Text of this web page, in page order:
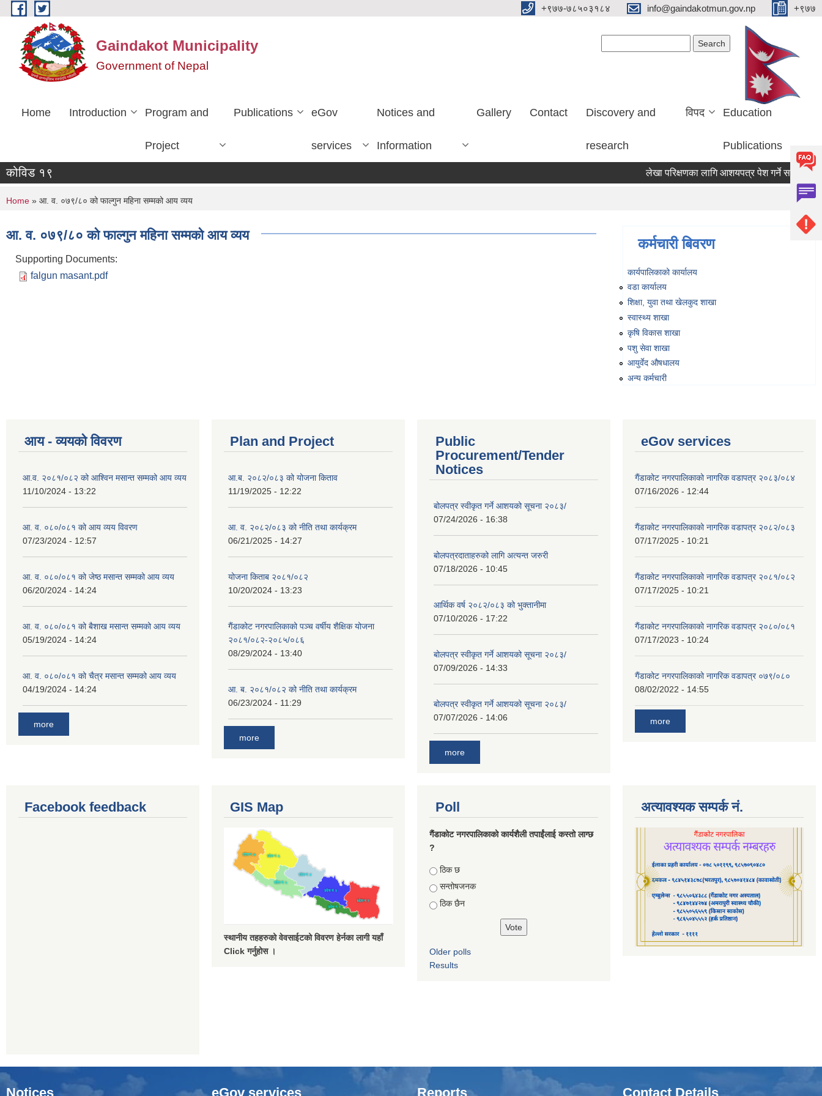
Skip to main content +९७७-७८५०३१८४ info@gaindakotmun.gov.np +९७७
Gaindakot Municipality
Government of Nepal
Home Introduction Program and
Project
Publications eGov
services
Notices and
Information
Gallery Contact Discovery and
research
विपद Education
Publications
कोविड १९ लेखा परिक्षणका लागि आशयपत्र पेश गर्ने सम्बन्धी सूचना
You are here
Home » आ. व. ०७९/८० को फाल्गुन महिना सम्मको आय व्यय
आ. व. ०७९/८० को फाल्गुन महिना सम्मको आय व्यय
Supporting Documents:
falgun masant.pdf
कर्मचारी बिवरण
कार्यपालिकाको कार्यालय
वडा कार्यालय
शिक्षा, युवा तथा खेलकुद शाखा
स्वास्थ्य शाखा
कृषि विकास शाखा
पशु सेवा शाखा
आयुर्वेद औषधालय
अन्य कर्मचारी
आय - व्ययको विवरण
आ.व. २०८१/०८२ को आश्विन मसान्त सम्मको आय व्यय
11/10/2024 - 13:22
आ. व. ०८०/०८१ को आय व्यय विवरण
07/23/2024 - 12:57
आ. व. ०८०/०८१ को जेष्ठ मसान्त सम्मको आय व्यय
06/20/2024 - 14:24
आ. व. ०८०/०८१ को बैशाख मसान्त सम्मको आय व्यय
05/19/2024 - 14:24
आ. व. ०८०/०८१ को चैत्र मसान्त सम्मको आय व्यय
04/19/2024 - 14:24
more
Plan and Project
आ.ब. २०८२/०८३ को योजना किताव
11/19/2025 - 12:22
आ. व. २०८२/०८३ को नीति तथा कार्यक्रम
06/21/2025 - 14:27
योजना किताब २०८१/०८२
10/20/2024 - 13:23
गैंडाकोट नगरपालिकाको पञ्च वर्षीय शैक्षिक योजना
२०८१/०८२-२०८५/०८६
08/29/2024 - 13:40
आ. ब. २०८१/०८२ को नीति तथा कार्यक्रम
06/23/2024 - 11:29
more
Public
Procurement/Tender
Notices
बोलपत्र स्वीकृत गर्ने आशयको सूचना २०८३/
07/24/2026 - 16:38
बोलपत्रदाताहरुको लागि अत्यन्त जरुरी
07/18/2026 - 10:45
आर्थिक वर्ष २०८२/०८३ को भुक्तानीमा
07/10/2026 - 17:22
बोलपत्र स्वीकृत गर्ने आशयको सूचना २०८३/
07/09/2026 - 14:33
बोलपत्र स्वीकृत गर्ने आशयको सूचना २०८३/
07/07/2026 - 14:06
more
eGov services
गैंडाकोट नगरपालिकाको नागरिक वडापत्र २०८३/०८४
07/16/2026 - 12:44
गैंडाकोट नगरपालिकाको नागरिक वडापत्र २०८२/०८३
07/17/2025 - 10:21
गैंडाकोट नगरपालिकाको नागरिक वडापत्र २०८१/०८२
07/17/2025 - 10:21
गैंडाकोट नगरपालिकाको नागरिक वडापत्र २०८०/०८१
07/17/2023 - 10:24
गैंडाकोट नगरपालिकाको नागरिक वडापत्र ०७९/०८०
08/02/2022 - 14:55
more
Facebook feedback GIS Map
स्थानीय तहहरुको वेवसाईटको विवरण हेर्नका लागी यहाँ
Click गर्नुहोस ।
Poll
गैंडाकोट नगरपालिकाको कार्यशैली तपाईंलाई कस्तो लाग्छ
?
Choices
ठिक छ
सन्तोषजनक
ठिक छैन
Older polls
Results
अत्यावश्यक सम्पर्क नं.
Notices eGov services Reports Contact Details